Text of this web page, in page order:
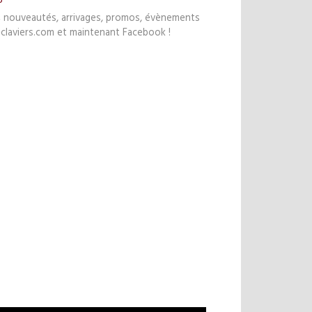
arrivages, promos, évènements
et maintenant Facebook !